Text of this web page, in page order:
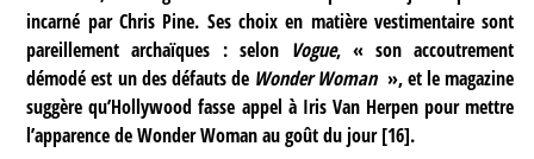
incarné par Chris Pine. Ses choix en matière vestimentaire sont
pareillement archaïques : selon Vogue, « son accoutrement
démodé est un des défauts de Wonder Woman », et le magazine
suggère qu’Hollywood fasse appel à Iris Van Herpen pour mettre
l’apparence de Wonder Woman au goût du jour[16].